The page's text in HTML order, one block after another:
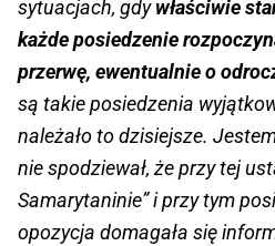
sytuacjach, gdywłaściwie
każde posiedzenie
przerwę, ewentualnie o
są takie posiedzenia
należało to dzisiejsze.
nie spodziewał, że przy tej
Samarytaninie” i przy tym
opozycja domagała się